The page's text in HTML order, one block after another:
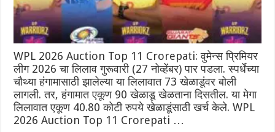
WPL 2026 Auction Top 11 Crorepati: वुमेन्स प्रिमियर
लीग 2026 चा लिलाव गुरूवारी (27 नोव्हेंबर) पार पडला. स्पर्धेच्या
चौथ्या हंगामासाठी झालेल्या या लिलावात 73 खेळाडूंवर बोली
लागली. तर, हंगामात एकूण 90 खेळाडू खेळताना दिसतील. या मेगा
लिलावात एकूण 40.80 कोटी रुपये खेळाडूंसाठी खर्च केले. WPL
2026 Auction Top 11 Crorepati …